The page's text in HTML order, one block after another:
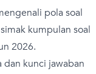
pola soal
kumpulan soal
2026.
dan kunci jawaban